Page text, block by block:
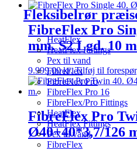
Fleksibelrør
HeatFlex
HeatFlex Fittings
Pex til vand
FibreFlex
FibreFlex Pro
FibreFlex Pro 16
FibreFlex/Pro Fittings
HeatFlex
HeatFlex Fittings
Pex til vand
FibreFlex
FibreFlex Pro
mm. S2 Lgd. 10
9.999,00kr. Tilføj til
FibreFlex Pro
Ø40+40*3,7/126